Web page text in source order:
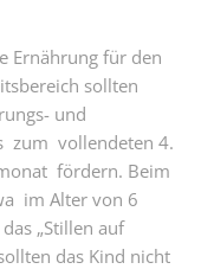
Ernährung für den
sollten
und
zum vollendeten 4.
fördern. Beim
im Alter von 6
„Stillen auf
das Kind nicht